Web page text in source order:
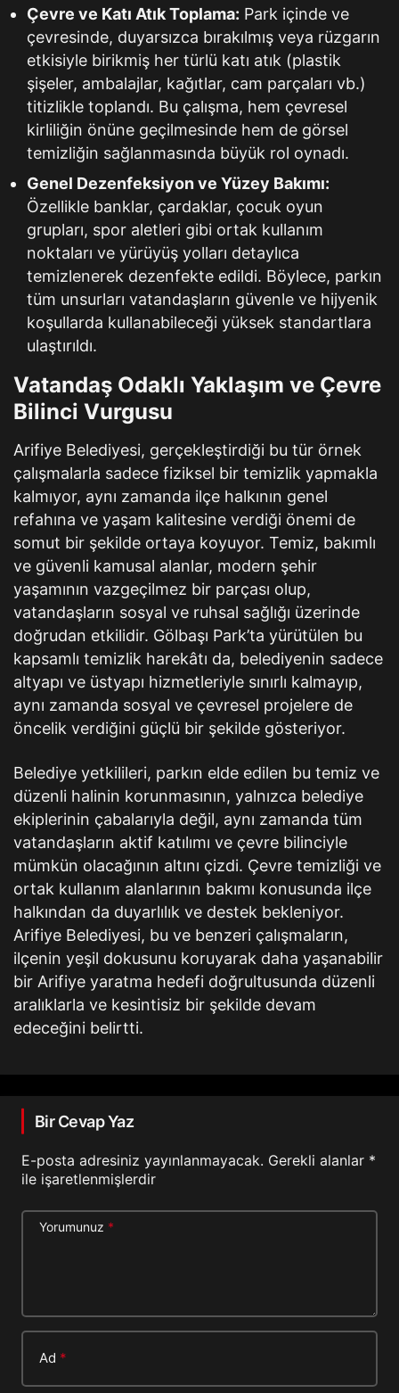
Çevre ve Katı Atık Toplama: Park içinde ve
çevresinde, duyarsızca bırakılmış veya rüzgarın
etkisiyle birikmiş her türlü katı atık (plastik
şişeler, ambalajlar, kağıtlar, cam parçaları vb.)
titizlikle toplandı. Bu çalışma, hem çevresel
kirliliğin önüne geçilmesinde hem de görsel
temizliğin sağlanmasında büyük rol oynadı.
Genel Dezenfeksiyon ve Yüzey Bakımı:
Özellikle banklar, çardaklar, çocuk oyun
grupları, spor aletleri gibi ortak kullanım
noktaları ve yürüyüş yolları detaylıca
temizlenerek dezenfekte edildi. Böylece, parkın
tüm unsurları vatandaşların güvenle ve hijyenik
koşullarda kullanabileceği yüksek standartlara
ulaştırıldı.
Vatandaş Odaklı Yaklaşım ve Çevre
Bilinci Vurgusu
Arifiye Belediyesi, gerçekleştirdiği bu tür örnek
çalışmalarla sadece fiziksel bir temizlik yapmakla
kalmıyor, aynı zamanda ilçe halkının genel
refahına ve yaşam kalitesine verdiği önemi de
somut bir şekilde ortaya koyuyor. Temiz, bakımlı
ve güvenli kamusal alanlar, modern şehir
yaşamının vazgeçilmez bir parçası olup,
vatandaşların sosyal ve ruhsal sağlığı üzerinde
doğrudan etkilidir. Gölbaşı Park’ta yürütülen bu
kapsamlı temizlik harekâtı da, belediyenin sadece
altyapı ve üstyapı hizmetleriyle sınırlı kalmayıp,
aynı zamanda sosyal ve çevresel projelere de
öncelik verdiğini güçlü bir şekilde gösteriyor.
Belediye yetkilileri, parkın elde edilen bu temiz ve
düzenli halinin korunmasının, yalnızca belediye
ekiplerinin çabalarıyla değil, aynı zamanda tüm
vatandaşların aktif katılımı ve çevre bilinciyle
mümkün olacağının altını çizdi. Çevre temizliği ve
ortak kullanım alanlarının bakımı konusunda ilçe
halkından da duyarlılık ve destek bekleniyor.
Arifiye Belediyesi, bu ve benzeri çalışmaların,
ilçenin yeşil dokusunu koruyarak daha yaşanabilir
bir Arifiye yaratma hedefi doğrultusunda düzenli
aralıklarla ve kesintisiz bir şekilde devam
edeceğini belirtti.
Bir Cevap Yaz
E-posta adresiniz yayınlanmayacak. Gerekli alanlar *
ile işaretlenmişlerdir
Yorumunuz *
Ad *